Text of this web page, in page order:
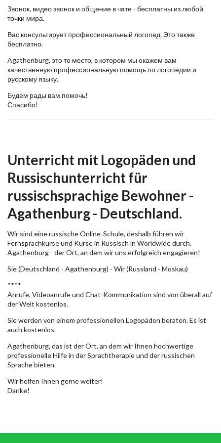
Звонок, видео звонок и общение в чате - бесплатны из любой
точки мира.
Вас консультирует профессиональный логопед. Это также
бесплатно.
Agathenburg, это то место, в котором мы окажем вам
качественную профессиональную помощь по логопедии и
русскому языку.
Будем рады вам помочь!
Спасибо!
Unterricht mit Logopäden und
Russischunterricht für
russischsprachige Bewohner -
Agathenburg - Deutschland.
Wir sind eine russische Online-Schule, deshalb führen wir
Fernsprachkurse und Kurse in Russisch in Worldwide durch.
Agathenburg - der Ort, an dem wir uns erfolgreich engagieren!
Sie (Deutschland - Agathenburg) - Wir (Russland - Moskau)
****
Anrufe, Videoanrufe und Chat-Kommunikation sind von überall auf
der Welt kostenlos.
Sie werden von einem professionellen Logopäden beraten. Es ist
auch kostenlos.
Agathenburg, das ist der Ort, an dem wir Ihnen hochwertige
professionelle Hilfe in der Sprachtherapie und der russischen
Sprache bieten.
Wir helfen Ihnen gerne weiter!
Danke!